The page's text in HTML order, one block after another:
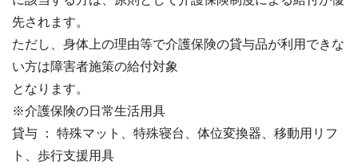
先されます。
ただし、身体上の理由等で介護保険の貸与品が利用できな
い方は障害者施策の給付対象
となります。
※介護保険の日常生活用具
貸与 ： 特殊マット、特殊寝台、体位変換器、移動用リフ
ト、歩行支援用具